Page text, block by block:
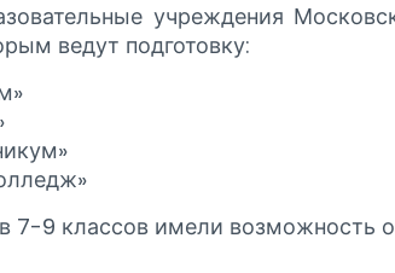
учреждения
ведут подготовку:
7-9 классов имели возможность